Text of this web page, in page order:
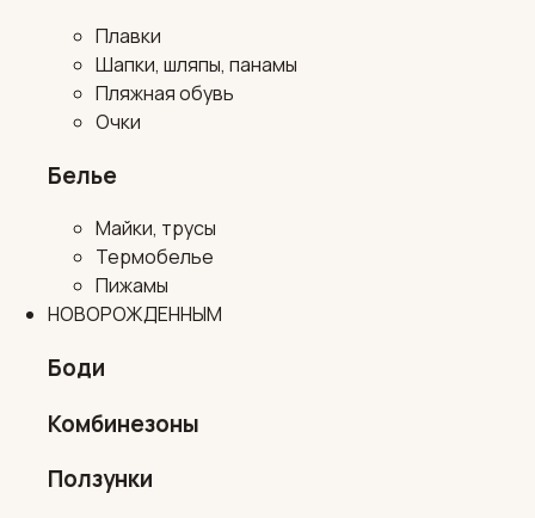
Плавки
Шапки, шляпы, панамы
Пляжная обувь
Очки
Белье
Майки, трусы
Термобелье
Пижамы
НОВОРОЖДЕННЫМ
Боди
Комбинезоны
Ползунки